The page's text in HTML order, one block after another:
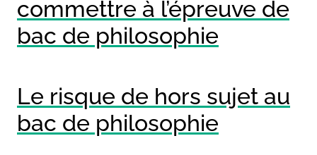
commettre à l’épreuve de
bac de philosophie
Le risque de hors sujet au
bac de philosophie